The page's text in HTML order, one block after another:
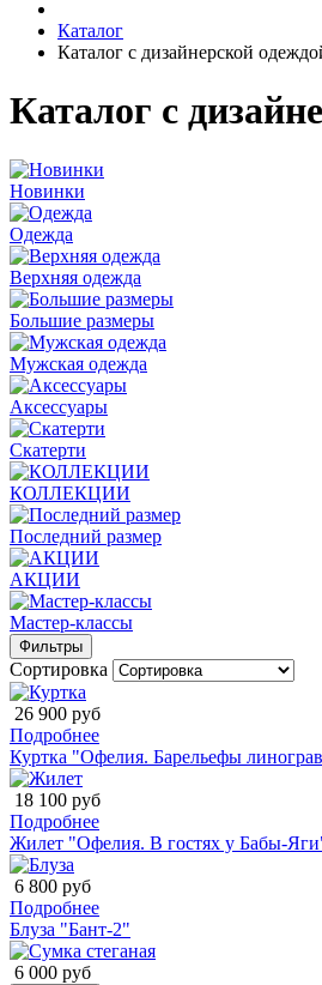
Каталог
Каталог с дизайнерской
Каталог с
Новинки
Одежда
Верхняя одежда
Большие размеры
Мужская одежда
Аксессуары
Скатерти
КОЛЛЕКЦИИ
Последний размер
АКЦИИ
Мастер-классы
Фильтры
Сортировка
26 900 руб
Подробнее
Куртка "Офелия. Барельефы
18 100 руб
Подробнее
Жилет "Офелия. В гостях у Бабы-
6 800 руб
Подробнее
Блуза "Бант-2"
6 000 руб